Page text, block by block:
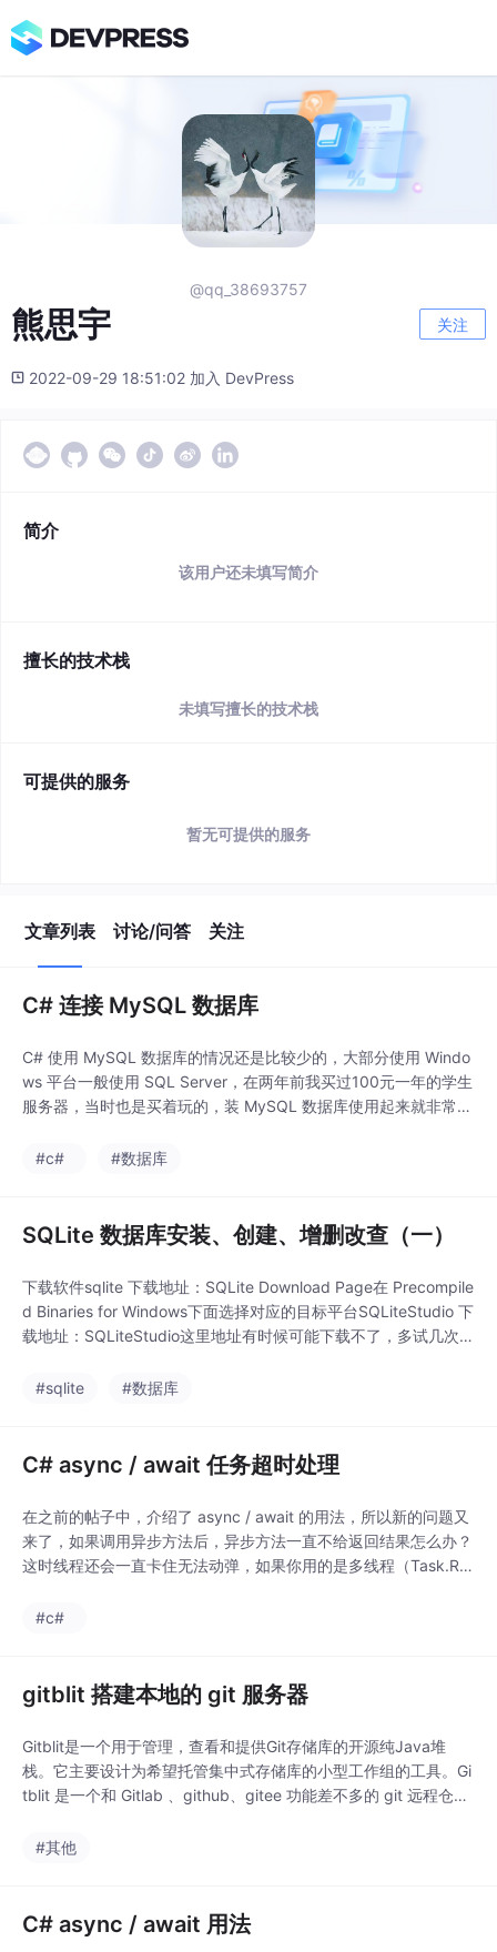
@qq_38693757
熊思宇 关注
2022-09-29 18:51:02 加入 DevPress
简介
该用户还未填写简介
擅长的技术栈
未填写擅长的技术栈
可提供的服务
暂无可提供的服务
文章列表 讨论/问答 关注
C# 连接 MySQL 数据库
C# 使用 MySQL 数据库的情况还是比较少的，大部分使用 Windo
ws 平台一般使用 SQL Server，在两年前我买过100元一年的学生
服务器，当时也是买着玩的，装 MySQL 数据库使用起来就非常
的流畅，但是 SQL Server 安装起来比较麻烦，卸载也容易出问
#c# #数据库
SQLite 数据库安装、创建、增删改查（一）
下载软件sqlite 下载地址：SQLite Download Page在 Precompile
d Binaries for Windows下面选择对应的目标平台SQLiteStudio 下
载地址：SQLiteStudio这里地址有时候可能下载不了，多试几次创
#sqlite
#数据库
C# async / await 任务超时处理
在之前的帖子中，介绍了 async / await 的用法，所以新的问题又
来了，如果调用异步方法后，异步方法一直不给返回结果怎么办？
这时线程还会一直卡住无法动弹，如果你用的是多线程（Task.Ru
行你就知道了，界面卡住完全无法操作，要解决这个问题，这就知
#c#
gitblit 搭建本地的 git 服务器
Gitblit是一个用于管理，查看和提供Git存储库的开源纯Java堆
栈。它主要设计为希望托管集中式存储库的小型工作组的工具。Gi
tblit 是一个和 Gitlab 、github、gitee 功能差不多的 git 远程仓库
适合中小企业和个人使用。Gitlab 安装部署起来比较麻烦，而 Git
#其他
C# async / await 用法